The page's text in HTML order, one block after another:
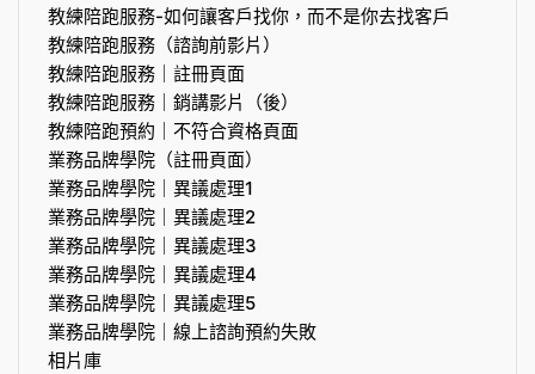
教練陪跑服務-如何讓客戶找你，而不是你去找客戶
教練陪跑服務（諮詢前影片）
教練陪跑服務｜註冊頁面
教練陪跑服務｜銷講影片（後）
教練陪跑預約｜不符合資格頁面
業務品牌學院（註冊頁面）
業務品牌學院｜異議處理1
業務品牌學院｜異議處理2
業務品牌學院｜異議處理3
業務品牌學院｜異議處理4
業務品牌學院｜異議處理5
業務品牌學院｜線上諮詢預約失敗
相片庫